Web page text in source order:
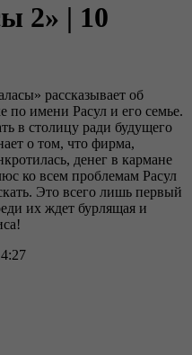
2» | 10
рассказывает об
имени Расул и его семье.
в столицу ради будущего
о том, что фирма,
денег в кармане
ко всем проблемам Расул
Это всего лишь первый
их ждет бурлящая и